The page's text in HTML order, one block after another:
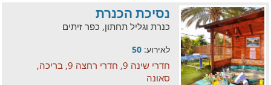
נסיכת הכנרת
כנרת וגליל תחתון, כפר זיתים
לאירוע: 50
חדרי שינה 9, חדרי רחצה 9, בריכה,
סאונה